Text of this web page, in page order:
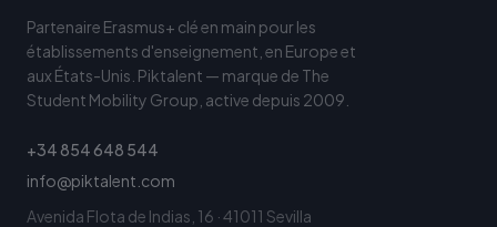
Partenaire Erasmus+ clé en main pour les
établissements d'enseignement, en Europe et
aux États-Unis. Piktalent — marque de The
Student Mobility Group, active depuis 2009.
+34 854 648 544
info@piktalent.com
Avenida Flota de Indias, 16 · 41011 Sevilla